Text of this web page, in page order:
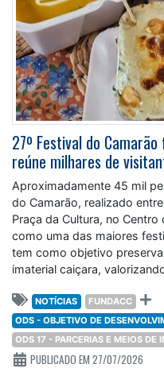
27º Festival do
reúne milhares de
Aproximadamente 45 mil
do Camarão, realizado
Praça da Cultura, no
como uma das maiores
tem como objetivo
imaterial caiçara,
NOTÍCIAS
FUNDACC
ODS - OBJETIVO DE
ODS 17 - PARCERIAS E MEIOS DE
PUBLICADO EM 27/07/2026